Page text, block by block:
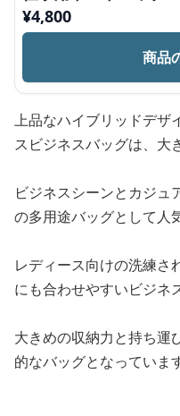
¥4,800
商品
上品なハイブリッドデザ
スビジネスバッグは、大
ビジネスシーンとカジュ
の多用途バッグとして人
レディース向けの洗練さ
にも合わせやすいビジネ
大きめの収納力と持ち運
的なバッグとなっています